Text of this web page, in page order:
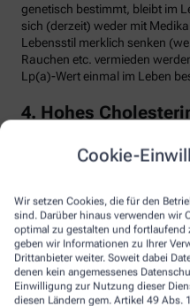
Cookie-
Wir setzen Cookies, die für den
sind. Darüber hinaus verwenden wir
optimal zu gestalten und fortlaufend
geben wir Informationen zu Ihrer
Drittanbieter weiter. Soweit dabei
denen kein angemessenes
Einwilligung zur Nutzung dieser
diesen Ländern gem. Artikel 49 Abs.
genetisch bestimmt, bleibt im
sich (derzeit) weder mit
Lebensstil merklich senken
Rauchen etc. vermieden
Lp(a)-Wert einmal im Leben
4. Hohes
Falsch. Zwar steigt das Risiko
Hypercholesterinämie (FH)
erhöhte Blutfettwerte. Bei der
Stoffwechselerkrankung
sehr viel LDL-Cholesterin im
lagert sich an den Wänden der
entwickeln oft schon im jungen
Arteriosklerose.